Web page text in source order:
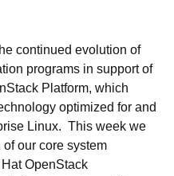
continued evolution of
programs in support of
Platform, which
optimized for and
Linux. This week we
our core system
OpenStack